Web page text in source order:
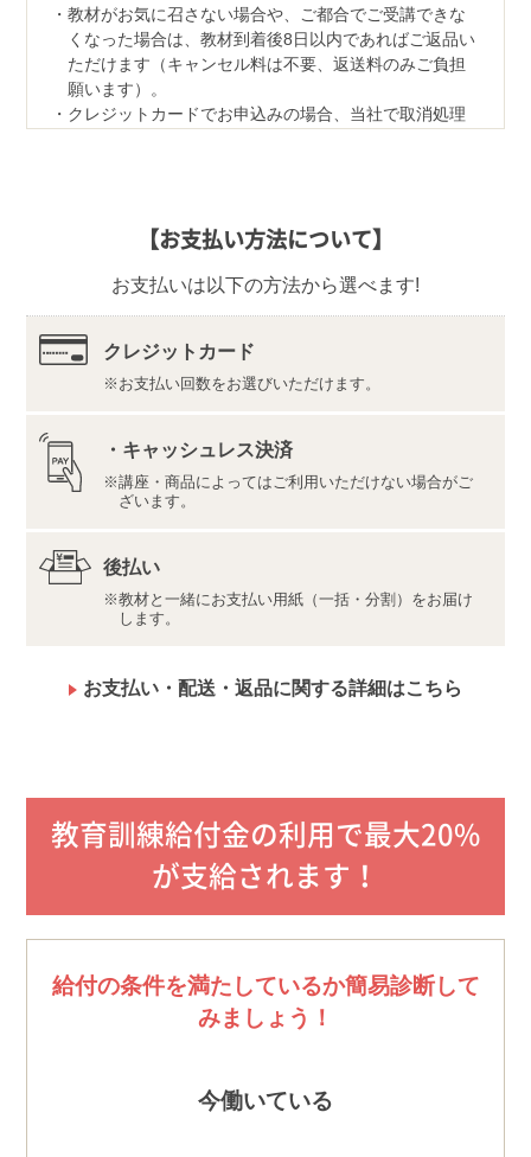
教材がお気に召さない場合や、ご都合でご受講できな
くなった場合は、教材到着後8日以内であればご返品い
ただけます（キャンセル料は不要、返送料のみご負担
願います）。
クレジットカードでお申込みの場合、当社で取消処理
〒350-1111
株式会社ユーキャンロジ
最新の内容をこちらよりご確認ください。
推奨環境（https://www.u-can.jp/digitaltool）
推奨環境であっても、確実・完全な動作を保証するも
のではありません。
インターネット接続料金等はお客様のご負担となりま
す。通信量の上限のない、または上限に余裕のある回
当講座は、国家試験対策のみに対応しています。実務
者研修の修了要件にはなりません。
資格取得には受験資格が必要です。詳しくはこちらを
【お支払い方法について】
お支払いは以下の方法から選べます!
クレジットカード
お支払い回数をお選びいただけます。
・キャッシュレス決済
講座・商品によってはご利用いただけない場合がご
ざいます。
後払い
教材と一緒にお支払い用紙（一括・分割）をお届け
します。
お支払い・配送・返品に関する詳細はこちら
教育訓練給付金の利用で最大20%
が支給されます！
給付の条件を満たしているか簡易診断して
みましょう！
今働いている